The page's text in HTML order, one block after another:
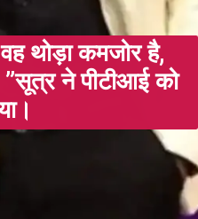
थोड़ा कमजोर है,
ने पीटीआई को